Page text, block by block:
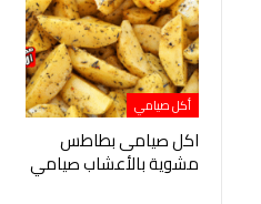
أكل صيامي
اكل صيامى بطاطس
مشوية بالأعشاب صيامي